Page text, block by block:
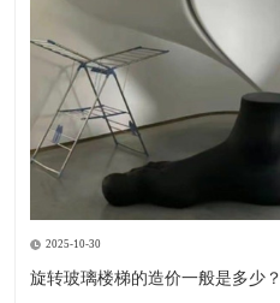
2025-10-30
旋转玻璃楼梯的造价一般是多少？